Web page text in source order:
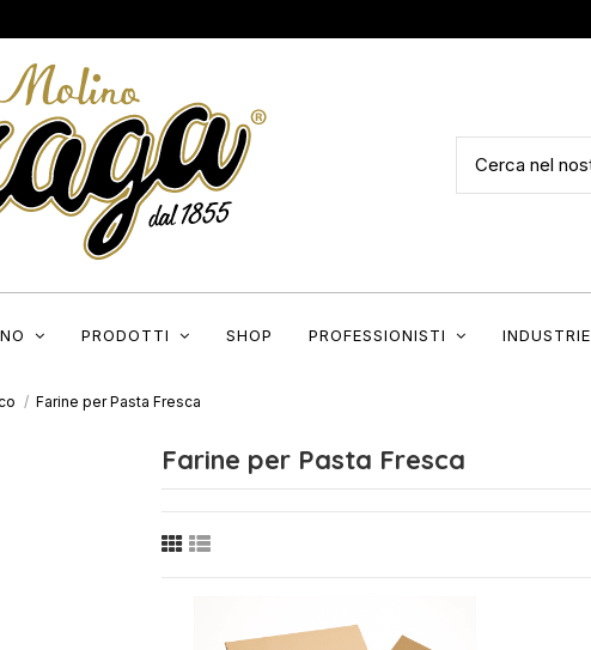
PRODOTTI SHOP PROFESSIONISTI INDUSTRIE
Farine per Pasta Fresca
Farine per Pasta Fresca